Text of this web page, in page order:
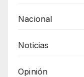
Nacional
Noticias
Opinión